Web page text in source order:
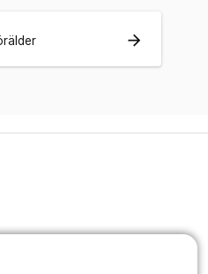
arrow_forward